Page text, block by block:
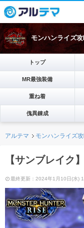
モンハンライズ
トップ
MR最強装備
重ね着
傀異錬成
アルテマ モンハンライズ
【サンブレイク
最終更新：2024年1月10日(水)